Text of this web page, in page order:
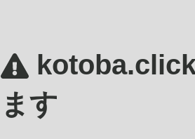
ます